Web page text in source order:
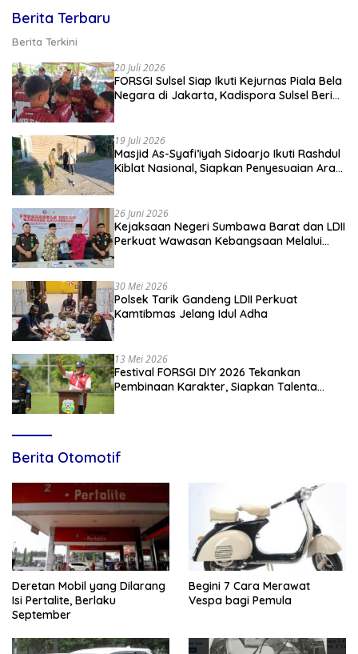
Berita Terbaru
Berita Terkini
20 Juli 2026
FORSGI Sulsel Siap Ikuti Kejurnas Piala Bela
Negara di Jakarta, Kadispora Sulsel Beri
19 Juli 2026
Masjid As-Syafi’iyah Sidoarjo Ikuti Rashdul
Kiblat Nasional, Siapkan Penyesuaian Arah
26 Juni 2026
Kejaksaan Negeri Sumbawa Barat dan LDII
Perkuat Wawasan Kebangsaan Melalui
30 Mei 2026
Polsek Tarik Gandeng LDII Perkuat
Kamtibmas Jelang Idul Adha
13 Mei 2026
Festival FORSGI DIY 2026 Tekankan
Pembinaan Karakter, Siapkan Talenta
Berita Otomotif
Deretan Mobil yang Dilarang
Isi Pertalite, Berlaku
September
Begini 7 Cara Merawat
Vespa bagi Pemula